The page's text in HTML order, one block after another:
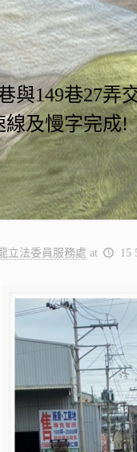
與149巷27弄
線及慢字完成!
立法委員服務處 at 15